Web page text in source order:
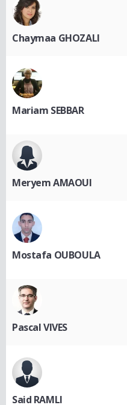
Chaymaa GHOZALI
Mariam SEBBAR
Meryem AMAOUI
Mostafa OUBOULA
Pascal VIVES
Said RAMLI